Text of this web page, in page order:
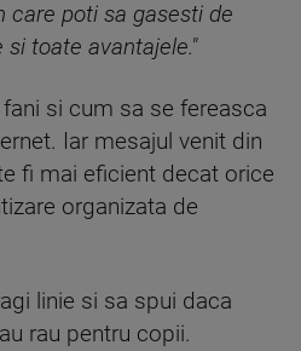
care poti sa gasesti de
toate avantajele."
si cum sa se fereasca
Iar mesajul venit din
fi mai eficient decat orice
organizata de
linie si sa spui daca
rau pentru copii.